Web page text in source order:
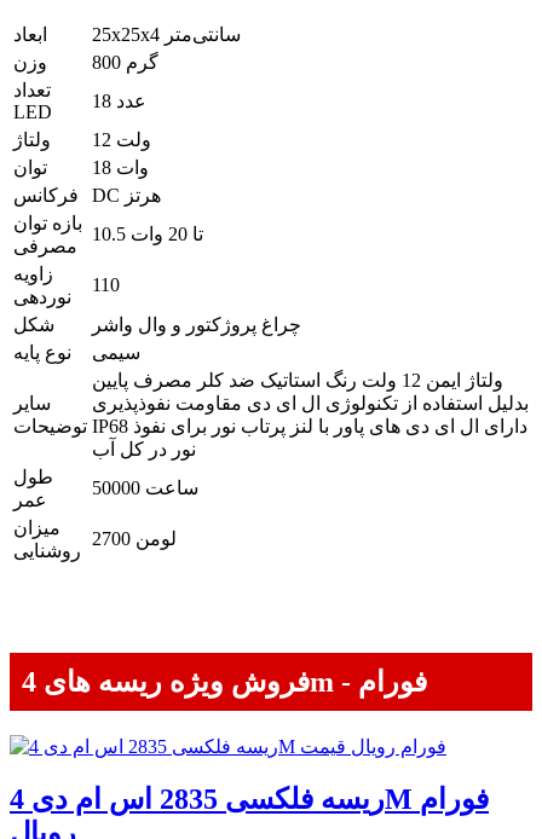
ابعاد
25x25x4 سانتی‌متر
وزن
800 گرم
تعداد
LED
18 عدد
ولتاژ
12 ولت
توان
18 وات
فرکانس
DC هرتز
بازه توان
مصرفی
10.5 تا 20 وات
زاویه
نوردهی
110
شکل
چراغ پروژکتور و وال واشر
نوع پایه
سیمی
سایر
توضیحات
ولتاژ ایمن 12 ولت رنگ استاتیک ضد کلر مصرف پایین
بدلیل استفاده از تکنولوژی ال ای دی مقاومت نفوذپذیری
IP68 دارای ال ای دی های پاور با لنز پرتاب نور برای نفوذ
نور در کل آب
طول
عمر
50000 ساعت
میزان
روشنایی
2700 لومن
فروش ویژه ریسه های 4m - فورام
ریسه فلکسی 2835 اس ام دی 4M فورام
رویال